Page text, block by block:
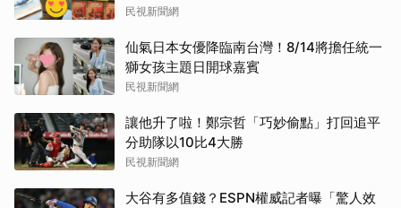
民視新聞網
仙氣日本女優降臨南台灣！8/14將擔任統一
獅女孩主題日開球嘉賓
民視新聞網
讓他升了啦！鄭宗哲「巧妙偷點」打回追平
分助隊以10比4大勝
民視新聞網
大谷有多值錢？ESPN權威記者曝「驚人效